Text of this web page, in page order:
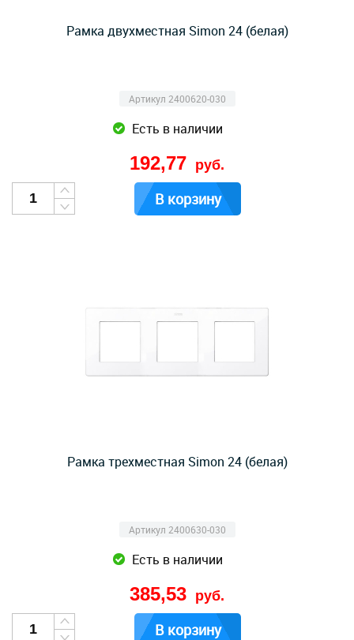
Рамка двухместная Simon 24 (белая)
Артикул 2400620-030
Есть в наличии
192,77 руб.
В корзину
Рамка трехместная Simon 24 (белая)
Артикул 2400630-030
Есть в наличии
385,53 руб.
В корзину